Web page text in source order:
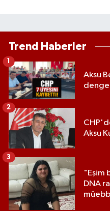
Trend Haberler
Aksu
Aksu
2
"Eşim
DNA
3